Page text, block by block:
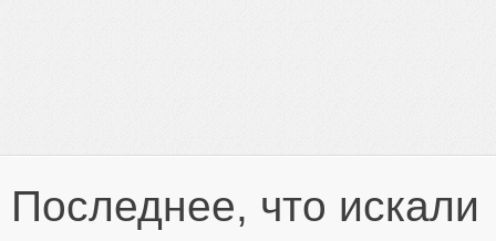
Последнее, что искали